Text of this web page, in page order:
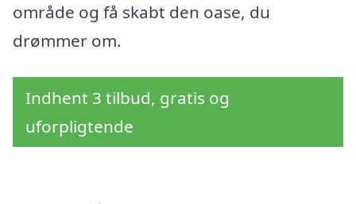
område og få skabt den oase, du
drømmer om.
Indhent 3 tilbud, gratis og
uforpligtende